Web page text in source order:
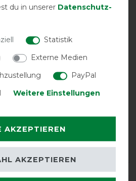
ok
THIS PRODUCT>
du in unserer Daten­schutz­
Statistik
Externe Medien
PayPal
Weitere Einstellungen
AKZEPTIEREN
AKZEPTIEREN